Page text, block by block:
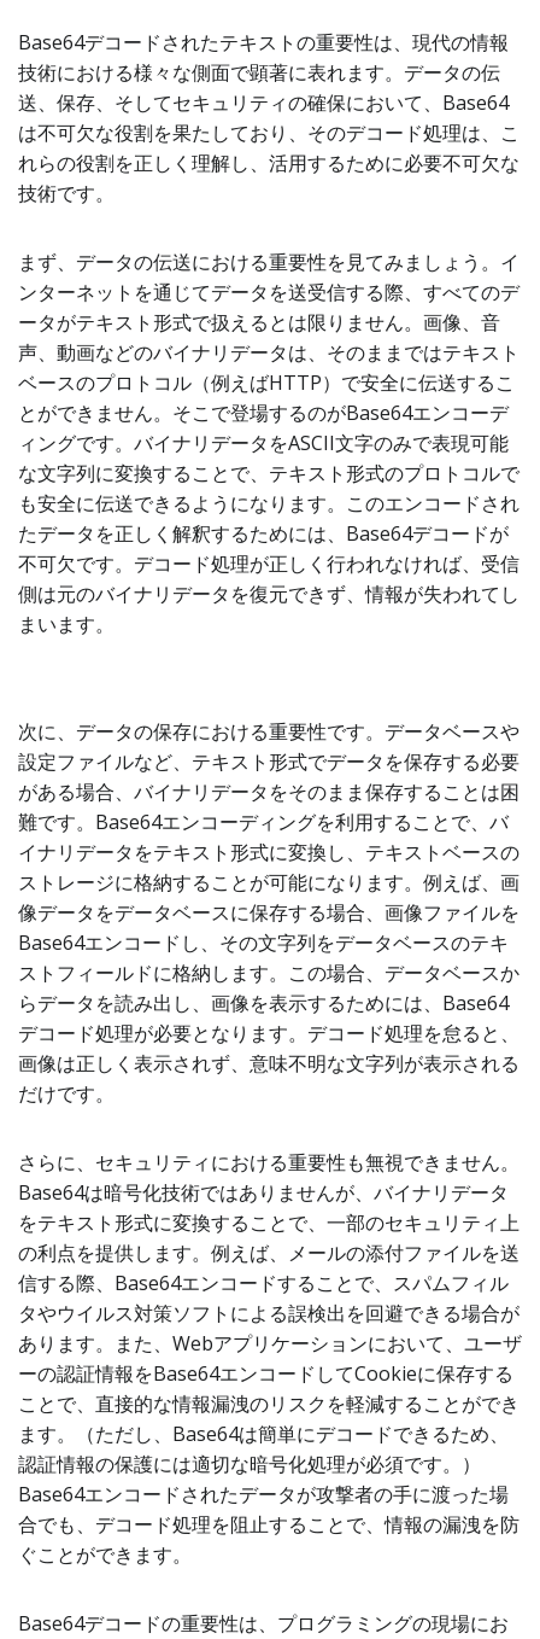
Base64デコードされたテキストの重要性は、現代の情報
技術における様々な側面で顕著に表れます。データの伝
送、保存、そしてセキュリティの確保において、Base64
は不可欠な役割を果たしており、そのデコード処理は、こ
れらの役割を正しく理解し、活用するために必要不可欠な
技術です。
まず、データの伝送における重要性を見てみましょう。イ
ンターネットを通じてデータを送受信する際、すべてのデ
ータがテキスト形式で扱えるとは限りません。画像、音
声、動画などのバイナリデータは、そのままではテキスト
ベースのプロトコル（例えばHTTP）で安全に伝送するこ
とができません。そこで登場するのがBase64エンコーデ
ィングです。バイナリデータをASCII文字のみで表現可能
な文字列に変換することで、テキスト形式のプロトコルで
も安全に伝送できるようになります。このエンコードされ
たデータを正しく解釈するためには、Base64デコードが
不可欠です。デコード処理が正しく行われなければ、受信
側は元のバイナリデータを復元できず、情報が失われてし
まいます。
次に、データの保存における重要性です。データベースや
設定ファイルなど、テキスト形式でデータを保存する必要
がある場合、バイナリデータをそのまま保存することは困
難です。Base64エンコーディングを利用することで、バ
イナリデータをテキスト形式に変換し、テキストベースの
ストレージに格納することが可能になります。例えば、画
像データをデータベースに保存する場合、画像ファイルを
Base64エンコードし、その文字列をデータベースのテキ
ストフィールドに格納します。この場合、データベースか
らデータを読み出し、画像を表示するためには、Base64
デコード処理が必要となります。デコード処理を怠ると、
画像は正しく表示されず、意味不明な文字列が表示される
だけです。
さらに、セキュリティにおける重要性も無視できません。
Base64は暗号化技術ではありませんが、バイナリデータ
をテキスト形式に変換することで、一部のセキュリティ上
の利点を提供します。例えば、メールの添付ファイルを送
信する際、Base64エンコードすることで、スパムフィル
タやウイルス対策ソフトによる誤検出を回避できる場合が
あります。また、Webアプリケーションにおいて、ユーザ
ーの認証情報をBase64エンコードしてCookieに保存する
ことで、直接的な情報漏洩のリスクを軽減することができ
ます。（ただし、Base64は簡単にデコードできるため、
認証情報の保護には適切な暗号化処理が必須です。）
Base64エンコードされたデータが攻撃者の手に渡った場
合でも、デコード処理を阻止することで、情報の漏洩を防
ぐことができます。
Base64デコードの重要性は、プログラミングの現場にお